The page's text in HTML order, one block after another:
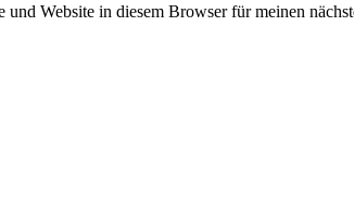
Website in diesem Browser für meinen